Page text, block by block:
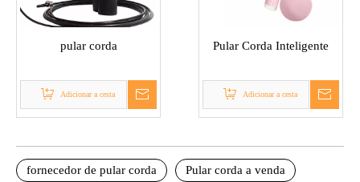
pular corda
Adicionar a cesta
Pular Corda Inteligente
Adicionar a cesta
fornecedor de pular corda Pular corda a venda